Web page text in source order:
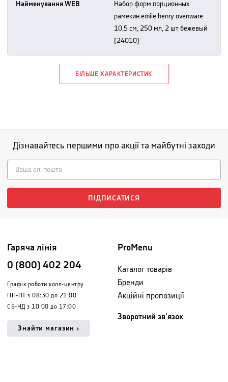
Найменування WEB
набор форм порционных
рамекин emile henry ovenware
10,5 см, 250 мл, 2 шт бежевый
(24010)
БІЛЬШЕ ХАРАКТЕРИСТИК
Дізнавайтесь першими про акції та майбутні заходи
ПІДПИСАТИСЯ
Гаряча лінія
0 (800) 402 204
Графік роботи колл-центру
ПН-ПТ з 08:30 до 21:00
СБ-НД з 10:00 до 17:00
Знайти магазин
ProMenu
Каталог товарів
Бренди
Акційні пропозиції
Зворотний зв'язок